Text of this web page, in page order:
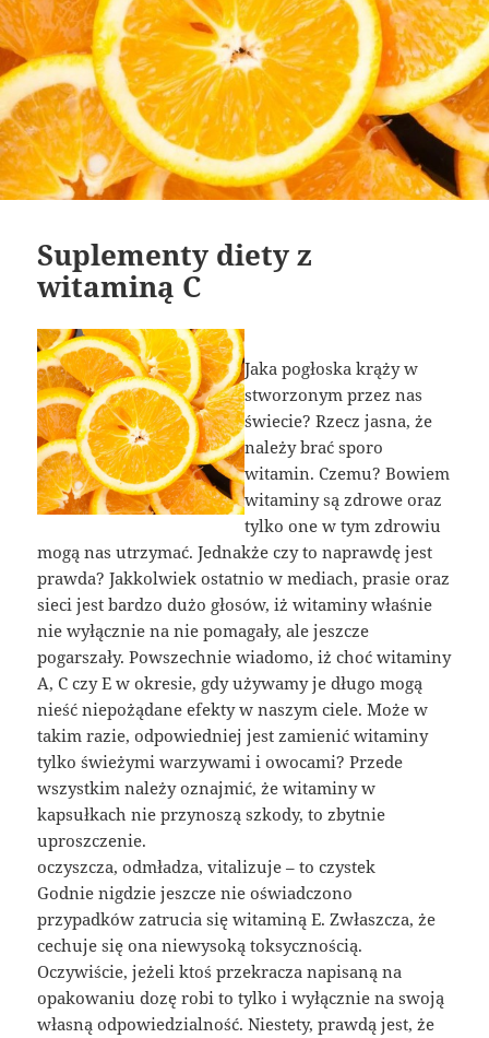
Suplementy diety z
witaminą C
Jaka pogłoska krąży w
stworzonym przez nas
świecie? Rzecz jasna, że
należy brać sporo
witamin. Czemu? Bowiem
witaminy są zdrowe oraz
tylko one w tym zdrowiu
mogą nas utrzymać. Jednakże czy to naprawdę jest
prawda? Jakkolwiek ostatnio w mediach, prasie oraz
sieci jest bardzo dużo głosów, iż witaminy właśnie
nie wyłącznie na nie pomagały, ale jeszcze
pogarszały. Powszechnie wiadomo, iż choć witaminy
A, C czy E w okresie, gdy używamy je długo mogą
nieść niepożądane efekty w naszym ciele. Może w
takim razie, odpowiedniej jest zamienić witaminy
tylko świeżymi warzywami i owocami? Przede
wszystkim należy oznajmić, że witaminy w
kapsułkach nie przynoszą szkody, to zbytnie
uproszczenie.
oczyszcza, odmładza, vitalizuje – to czystek
Godnie nigdzie jeszcze nie oświadczono
przypadków zatrucia się witaminą E. Zwłaszcza, że
cechuje się ona niewysoką toksycznością.
Oczywiście, jeżeli ktoś przekracza napisaną na
opakowaniu dozę robi to tylko i wyłącznie na swoją
własną odpowiedzialność. Niestety, prawdą jest, że